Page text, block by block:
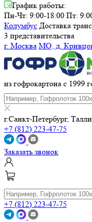
График работы:
Пн-Чт: 9:00-18:00 Пт:
Колумбус Доставка
3 представительства
г. Москва МО, д.
из гофрокартона с 1999
г.Санкт-Петербург,
+7 (812) 223-47-75
Заказать звонок
+7 (812) 223-47-75